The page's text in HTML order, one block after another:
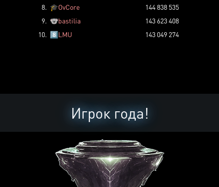
8. 🎓OvCore
144 838 535
9. 🐨bastilia
143 623 408
10. 8️⃣LMU 143 049 274
Игрок года!